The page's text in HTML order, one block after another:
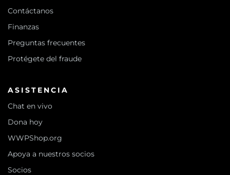
Contáctanos
Finanzas
Preguntas frecuentes
Protégete del fraude
ASISTENCIA
Chat en vivo
Dona hoy
WWPShop.org
Apoya a nuestros socios
Socios